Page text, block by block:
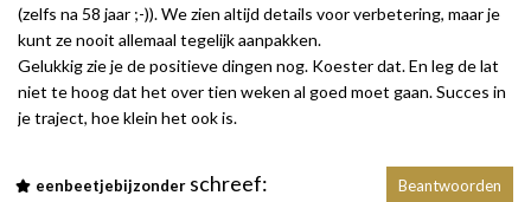
(zelfs na 58 jaar ;-)). We zien altijd details voor verbetering, maar je
kunt ze nooit allemaal tegelijk aanpakken.
Gelukkig zie je de positieve dingen nog. Koester dat. En leg de lat
niet te hoog dat het over tien weken al goed moet gaan. Succes in
je traject, hoe klein het ook is.
eenbeetjebijzonder schreef: Beantwoorden